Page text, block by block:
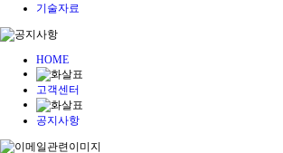
기술자료
HOME
고객센터
공지사항